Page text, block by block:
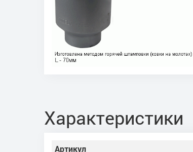
Характеристики
Артикул